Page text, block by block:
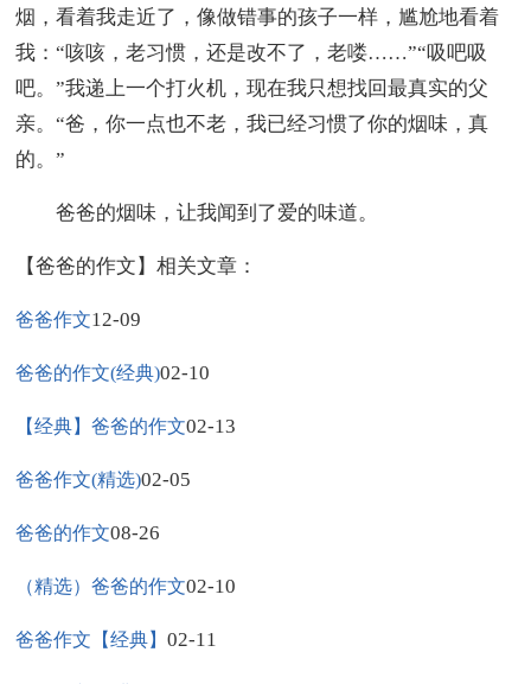
烟，看着我走近了，像做错事的孩子一样，尴尬地看着
我：“咳咳，老习惯，还是改不了，老喽……”“吸吧吸
吧。”我递上一个打火机，现在我只想找回最真实的父
亲。“爸，你一点也不老，我已经习惯了你的烟味，真
的。”
爸爸的烟味，让我闻到了爱的味道。
【爸爸的作文】相关文章：
爸爸作文12-09
爸爸的作文(经典)02-10
【经典】爸爸的作文02-13
爸爸作文(精选)02-05
爸爸的作文08-26
（精选）爸爸的作文02-10
爸爸作文【经典】02-11